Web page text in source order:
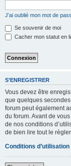
J’ai oublié mon mot de
Se souvenir de moi
Cacher mon statut en
S’ENREGISTRER
Vous devez être
que quelques
forum peut également
du forum. Avant de
de nos conditions
de bien lire tout le
Conditions d’utilisation